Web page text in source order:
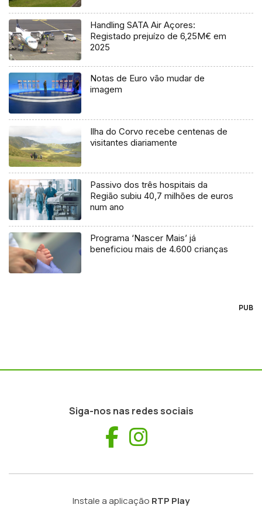
Handling SATA Air Açores:
Registado prejuízo de 6,25M€ em
2025
Notas de Euro vão mudar de
imagem
Ilha do Corvo recebe centenas de
visitantes diariamente
Passivo dos três hospitais da
Região subiu 40,7 milhões de euros
num ano
Programa ‘Nascer Mais’ já
beneficiou mais de 4.600 crianças
PUB
Siga-nos nas redes sociais
Facebook
Instale a aplicação RTP Play